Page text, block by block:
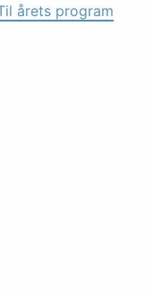
årets program